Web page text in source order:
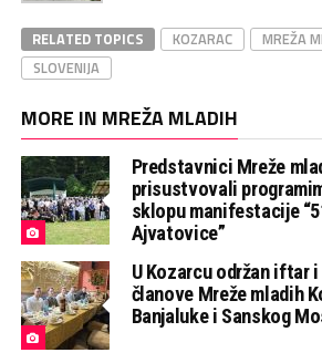
RELATED TOPICS KOZARAC
MREŽA
SLOVENIJA
MORE IN MREŽA MLADIH
Predstavnici Mreže
prisustvovali
sklopu manifestacije
Ajvatovice”
U Kozarcu održan iftar
članove Mreže mladih
Banjaluke i Sanskog